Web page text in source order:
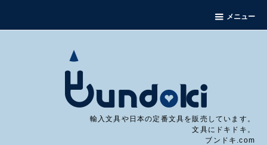
メニュー
輸入文具や日本の定番文具を販売しています。
文具にドキドキ。
ブンドキ.com